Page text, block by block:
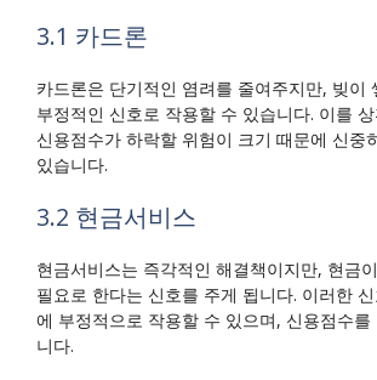
3.1 카드론
카드론은 단기적인 염려를 줄여주지만, 빚이
부정적인 신호로 작용할 수 있습니다. 이를
신용점수가 하락할 위험이 크기 때문에 신중
있습니다.
3.2 현금서비스
현금서비스는 즉각적인 해결책이지만, 현금
필요로 한다는 신호를 주게 됩니다. 이러한
에 부정적으로 작용할 수 있으며, 신용점수를
니다.